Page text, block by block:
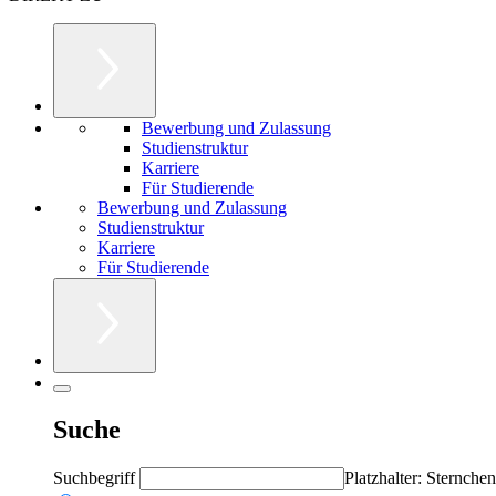
Bewerbung und Zulassung
Studienstruktur
Karriere
Für Studierende
Bewerbung und Zulassung
Studienstruktur
Karriere
Für Studierende
Suche
Suchbegriff
Platzhalter: